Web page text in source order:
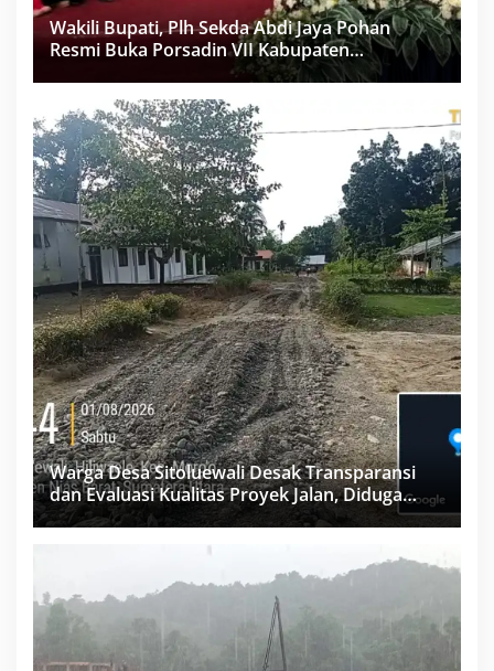
Wakili Bupati, Plh Sekda Abdi Jaya Pohan
Resmi Buka Porsadin VII Kabupaten
Warga Desa Sitoluewali Desak Transparansi
dan Evaluasi Kualitas Proyek Jalan, Diduga
Minim Informasi